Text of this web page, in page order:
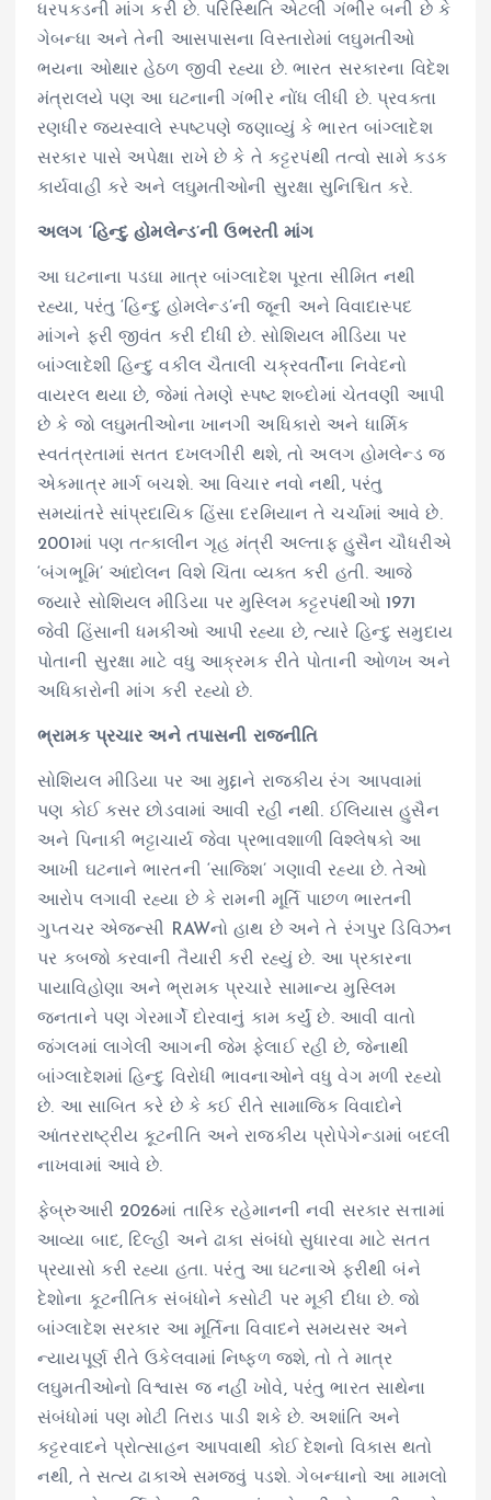
ધરપકડની માંગ કરી છે. પરિસ્થિતિ એટલી ગંભીર બની છે કે
ગેબન્ધા અને તેની આસપાસના વિસ્તારોમાં લઘુમતીઓ
ભયના ઓથાર હેઠળ જીવી રહ્યા છે. ભારત સરકારના વિદેશ
મંત્રાલયે પણ આ ઘટનાની ગંભીર નોંધ લીધી છે. પ્રવક્તા
રણધીર જયસ્વાલે સ્પષ્ટપણે જણાવ્યું કે ભારત બાંગ્લાદેશ
સરકાર પાસે અપેક્ષા રાખે છે કે તે કટ્ટરપંથી તત્વો સામે કડક
કાર્યવાહી કરે અને લઘુમતીઓની સુરક્ષા સુનિશ્ચિત કરે.
અલગ ‘હિન્દુ હોમલેન્ડ’ની ઉભરતી માંગ
આ ઘટનાના પડઘા માત્ર બાંગ્લાદેશ પૂરતા સીમિત નથી
રહ્યા, પરંતુ ‘હિન્દુ હોમલેન્ડ’ની જૂની અને વિવાદાસ્પદ
માંગને ફરી જીવંત કરી દીધી છે. સોશિયલ મીડિયા પર
બાંગ્લાદેશી હિન્દુ વકીલ ચૈતાલી ચક્રવર્તીના નિવેદનો
વાયરલ થયા છે, જેમાં તેમણે સ્પષ્ટ શબ્દોમાં ચેતવણી આપી
છે કે જો લઘુમતીઓના ખાનગી અધિકારો અને ધાર્મિક
સ્વતંત્રતામાં સતત દખલગીરી થશે, તો અલગ હોમલેન્ડ જ
એકમાત્ર માર્ગ બચશે. આ વિચાર નવો નથી, પરંતુ
સમયાંતરે સાંપ્રદાયિક હિંસા દરમિયાન તે ચર્ચામાં આવે છે.
2001માં પણ તત્કાલીન ગૃહ મંત્રી અલ્તાફ હુસૈન ચૌધરીએ
‘બંગભૂમિ’ આંદોલન વિશે ચિંતા વ્યક્ત કરી હતી. આજે
જ્યારે સોશિયલ મીડિયા પર મુસ્લિમ કટ્ટરપંથીઓ 1971
જેવી હિંસાની ધમકીઓ આપી રહ્યા છે, ત્યારે હિન્દુ સમુદાય
પોતાની સુરક્ષા માટે વધુ આક્રમક રીતે પોતાની ઓળખ અને
અધિકારોની માંગ કરી રહ્યો છે.
ભ્રામક પ્રચાર અને તપાસની રાજનીતિ
સોશિયલ મીડિયા પર આ મુદ્દાને રાજકીય રંગ આપવામાં
પણ કોઈ કસર છોડવામાં આવી રહી નથી. ઈલિયાસ હુસૈન
અને પિનાકી ભટ્ટાચાર્ય જેવા પ્રભાવશાળી વિશ્લેષકો આ
આખી ઘટનાને ભારતની ‘સાજિશ’ ગણાવી રહ્યા છે. તેઓ
આરોપ લગાવી રહ્યા છે કે રામની મૂર્તિ પાછળ ભારતની
ગુપ્તચર એજન્સી RAWનો હાથ છે અને તે રંગપુર ડિવિઝન
પર કબજો કરવાની તૈયારી કરી રહ્યું છે. આ પ્રકારના
પાયાવિહોણા અને ભ્રામક પ્રચારે સામાન્ય મુસ્લિમ
જનતાને પણ ગેરમાર્ગે દોરવાનું કામ કર્યું છે. આવી વાતો
જંગલમાં લાગેલી આગની જેમ ફેલાઈ રહી છે, જેનાથી
બાંગ્લાદેશમાં હિન્દુ વિરોધી ભાવનાઓને વધુ વેગ મળી રહ્યો
છે. આ સાબિત કરે છે કે કઈ રીતે સામાજિક વિવાદોને
આંતરરાષ્ટ્રીય કૂટનીતિ અને રાજકીય પ્રોપેગેન્ડામાં બદલી
નાખવામાં આવે છે.
ફેબ્રુઆરી 2026માં તારિક રહેમાનની નવી સરકાર સત્તામાં
આવ્યા બાદ, દિલ્હી અને ઢાકા સંબંધો સુધારવા માટે સતત
પ્રયાસો કરી રહ્યા હતા. પરંતુ આ ઘટનાએ ફરીથી બંને
દેશોના કૂટનીતિક સંબંધોને કસોટી પર મૂકી દીધા છે. જો
બાંગ્લાદેશ સરકાર આ મૂર્તિના વિવાદને સમયસર અને
ન્યાયપૂર્ણ રીતે ઉકેલવામાં નિષ્ફળ જશે, તો તે માત્ર
લઘુમતીઓનો વિશ્વાસ જ નહીં ખોવે, પરંતુ ભારત સાથેના
સંબંધોમાં પણ મોટી તિરાડ પાડી શકે છે. અશાંતિ અને
કટ્ટરવાદને પ્રોત્સાહન આપવાથી કોઈ દેશનો વિકાસ થતો
નથી, તે સત્ય ઢાકાએ સમજવું પડશે. ગેબન્ધાનો આ મામલો